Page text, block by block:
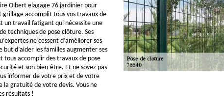
Olbert elagage 76 jardinier pour
grillage accomplit tous vos travaux de
un travail fatigant qui nécessite une
techniques de pose clôture. Ses
ne cessent d’améliorer ses
but d’aider les familles augmenter ses
tous accomplir des travaux de pose
et son bien-être. Et ne soyez pas
informer de votre prix et de votre
la gratuité de votre devis. Vous ne
résultats !